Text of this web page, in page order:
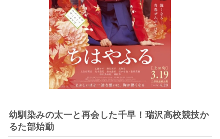
幼馴染みの太一と再会した千早！瑞沢高校競技か
るた部始動